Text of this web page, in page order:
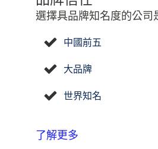
選擇具品牌知名度的公司
中國前五
大品牌
世界知名
了解更多